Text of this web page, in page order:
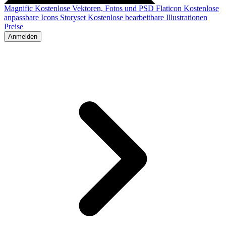
Magnific Kostenlose Vektoren, Fotos und PSD Flaticon Kostenlose
anpassbare Icons Storyset Kostenlose bearbeitbare Illustrationen
Preise
Anmelden